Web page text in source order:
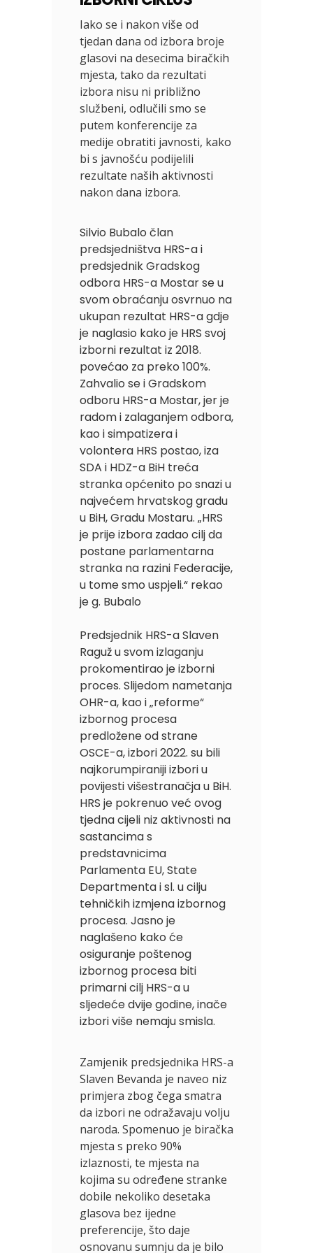
Iako se i nakon više od
tjedan dana od izbora broje
glasovi na desecima biračkih
mjesta, tako da rezultati
izbora nisu ni približno
službeni, odlučili smo se
putem konferencije za
medije obratiti javnosti, kako
bi s javnošću podijelili
rezultate naših aktivnosti
nakon dana izbora.
Silvio Bubalo član
predsjedništva HRS-a i
predsjednik Gradskog
odbora HRS-a Mostar se u
svom obraćanju osvrnuo na
ukupan rezultat HRS-a gdje
je naglasio kako je HRS svoj
izborni rezultat iz 2018.
povećao za preko 100%.
Zahvalio se i Gradskom
odboru HRS-a Mostar, jer je
radom i zalaganjem odbora,
kao i simpatizera i
volontera HRS postao, iza
SDA i HDZ-a BiH treća
stranka općenito po snazi u
najvećem hrvatskog gradu
u BiH, Gradu Mostaru. „HRS
je prije izbora zadao cilj da
postane parlamentarna
stranka na razini Federacije,
u tome smo uspjeli.“ rekao
je g. Bubalo
Predsjednik HRS-a Slaven
Raguž u svom izlaganju
prokomentirao je izborni
proces. Slijedom nametanja
OHR-a, kao i „reforme“
izbornog procesa
predložene od strane
OSCE-a, izbori 2022. su bili
najkorumpiraniji izbori u
povijesti višestranačja u BiH.
HRS je pokrenuo već ovog
tjedna cijeli niz aktivnosti na
sastancima s
predstavnicima
Parlamenta EU, State
Departmenta i sl. u cilju
tehničkih izmjena izbornog
procesa. Jasno je
naglašeno kako će
osiguranje poštenog
izbornog procesa biti
primarni cilj HRS-a u
sljedeće dvije godine, inače
izbori više nemaju smisla.
Zamjenik predsjednika HRS-a
Slaven Bevanda je naveo niz
primjera zbog čega smatra
da izbori ne odražavaju volju
naroda. Spomenuo je biračka
mjesta s preko 90%
izlaznosti, te mjesta na
kojima su određene stranke
dobile nekoliko desetaka
glasova bez ijedne
preferencije, što daje
osnovanu sumnju da je bilo